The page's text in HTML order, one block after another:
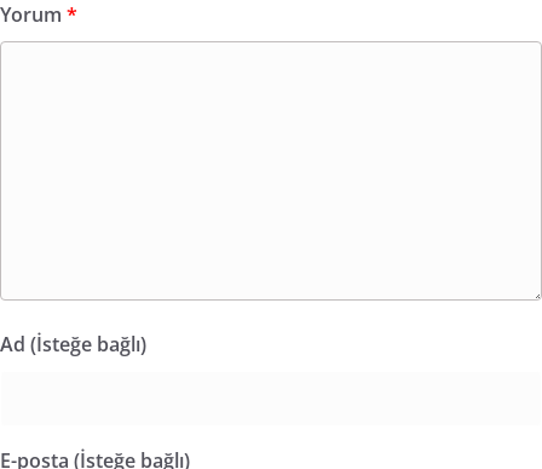
Yorum *
Ad (İsteğe bağlı)
E-posta (İsteğe bağlı)